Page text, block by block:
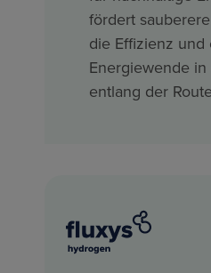
fördert
die Effizienz
Energiewende
entlang der